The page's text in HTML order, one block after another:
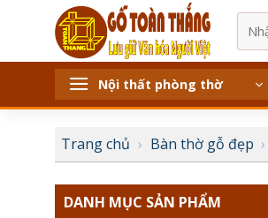
kiếm:
Nội thất phòng thờ
Trang chủ › Bàn thờ gỗ đẹp ›
DANH MỤC SẢN PHẨM